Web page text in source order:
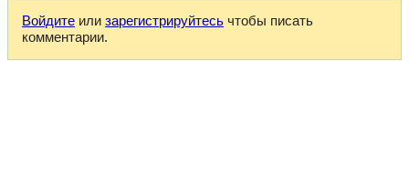
Войдите или зарегистрируйтесь чтобы писать
комментарии.